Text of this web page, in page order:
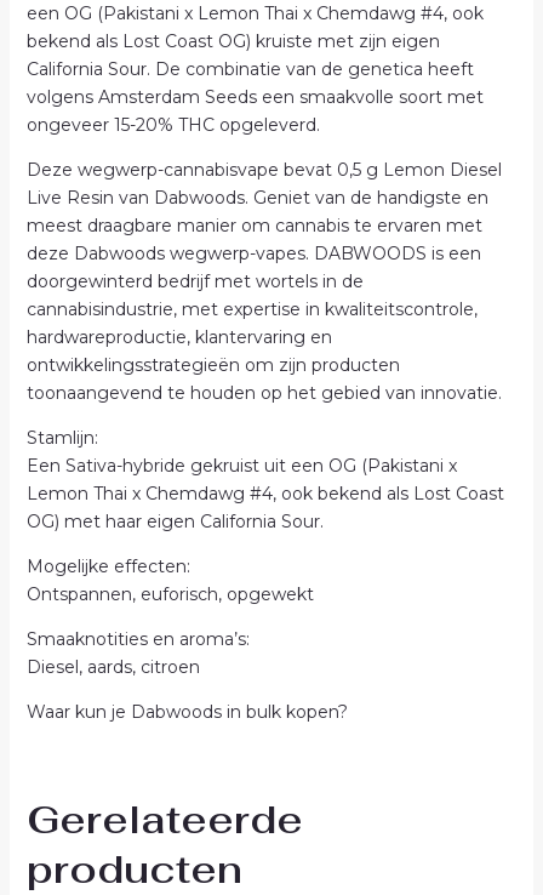
een OG (Pakistani x Lemon Thai x Chemdawg #4, ook
bekend als Lost Coast OG) kruiste met zijn eigen
California Sour. De combinatie van de genetica heeft
volgens Amsterdam Seeds een smaakvolle soort met
ongeveer 15-20% THC opgeleverd.
Deze wegwerp-cannabisvape bevat 0,5 g Lemon Diesel
Live Resin van Dabwoods. Geniet van de handigste en
meest draagbare manier om cannabis te ervaren met
deze Dabwoods wegwerp-vapes. DABWOODS is een
doorgewinterd bedrijf met wortels in de
cannabisindustrie, met expertise in kwaliteitscontrole,
hardwareproductie, klantervaring en
ontwikkelingsstrategieën om zijn producten
toonaangevend te houden op het gebied van innovatie.
Stamlijn:
Een Sativa-hybride gekruist uit een OG (Pakistani x
Lemon Thai x Chemdawg #4, ook bekend als Lost Coast
OG) met haar eigen California Sour.
Mogelijke effecten:
Ontspannen, euforisch, opgewekt
Smaaknotities en aroma’s:
Diesel, aards, citroen
Waar kun je Dabwoods in bulk kopen?
Gerelateerde
producten